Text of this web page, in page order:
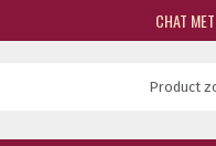
CHAT